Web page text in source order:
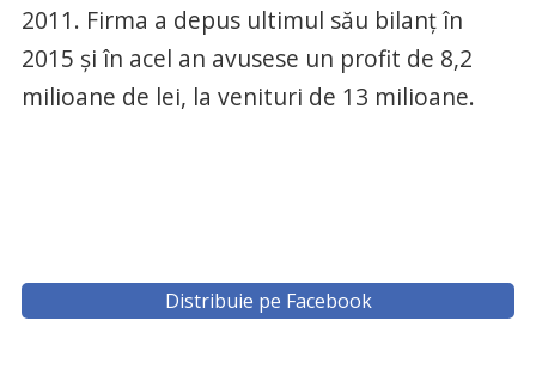
2011. Firma a depus ultimul său bilanţ în
2015 şi în acel an avusese un profit de 8,2
milioane de lei, la venituri de 13 milioane.
Distribuie pe Facebook